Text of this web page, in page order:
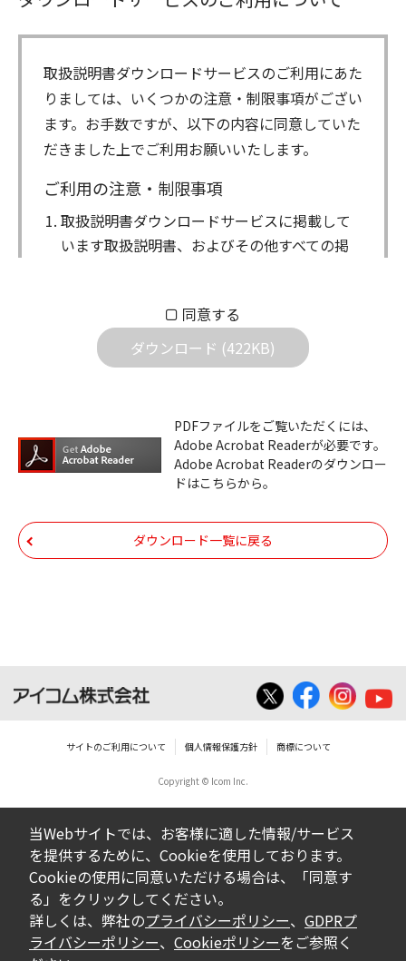
取扱説明書ダウンロードサービスのご利用にあた
りましては、いくつかの注意・制限事項がござい
ます。お手数ですが、以下の内容に同意していた
だきました上でご利用お願いいたします。
ご利用の注意・制限事項
取扱説明書ダウンロードサービスに掲載して
います取扱説明書、およびその他すべての掲
属します。ダウンロードした取扱説明書は、
個人が本来の目的でご使用されることは可能
ですが、権利者の許諾を得ることなく、以下
ダウンロードした取扱説明書は、複製、賃
貸、改変、公衆送信、または公衆送信可能
化することはできません。
いは無償を問わず、第三者に譲渡あるいは
使用させる事ができません。
ダウンロードした取扱説明書等に使用され
の転用は一切出来ません。
ダウンロードした取扱説明書およびその他す
べての掲載物の変更は一切行わないでくださ
い。お客様による内容の変更により、何らか
の欠陥が生じたとしても、弊社では一切の保
証をいたしません。また、内容の変更の結
果、万一お客様に損害が生じたとしても、弊
社及び販売店等は一切の責任を負いません。
同意する
ダウンロード (422KB)
PDFファイルをご覧いただくには、
Adobe Acrobat Readerが必要です。
Adobe Acrobat Readerのダウンロー
ドはこちらから。
ダウンロード一覧に戻る
サイトのご利用について 個人情報保護方針 商標について
Copyright © Icom Inc.
当Webサイトでは、お客様に適した情報/サービス
を提供するために、Cookieを使用しております。
Cookieの使用に同意いただける場合は、「同意す
る」をクリックしてください。
詳しくは、弊社のプライバシーポリシー、 GDPRプ
ライバシーポリシー、 Cookieポリシーをご参照く